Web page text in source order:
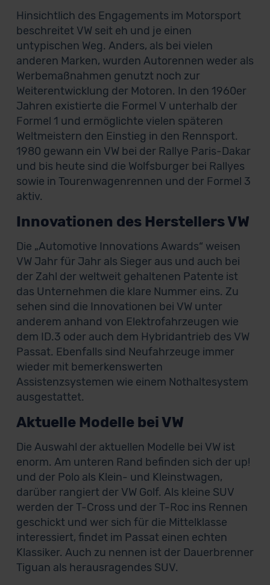
Hinsichtlich des Engagements im Motorsport
beschreitet VW seit eh und je einen
untypischen Weg. Anders, als bei vielen
anderen Marken, wurden Autorennen weder als
Werbemaßnahmen genutzt noch zur
Weiterentwicklung der Motoren. In den 1960er
Jahren existierte die Formel V unterhalb der
Formel 1 und ermöglichte vielen späteren
Weltmeistern den Einstieg in den Rennsport.
1980 gewann ein VW bei der Rallye Paris-Dakar
und bis heute sind die Wolfsburger bei Rallyes
sowie in Tourenwagenrennen und der Formel 3
aktiv.
Innovationen des Herstellers VW
Die „Automotive Innovations Awards“ weisen
VW Jahr für Jahr als Sieger aus und auch bei
der Zahl der weltweit gehaltenen Patente ist
das Unternehmen die klare Nummer eins. Zu
sehen sind die Innovationen bei VW unter
anderem anhand von Elektrofahrzeugen wie
dem ID.3 oder auch dem Hybridantrieb des VW
Passat. Ebenfalls sind Neufahrzeuge immer
wieder mit bemerkenswerten
Assistenzsystemen wie einem Nothaltesystem
ausgestattet.
Aktuelle Modelle bei VW
Die Auswahl der aktuellen Modelle bei VW ist
enorm. Am unteren Rand befinden sich der up!
und der Polo als Klein- und Kleinstwagen,
darüber rangiert der VW Golf. Als kleine SUV
werden der T-Cross und der T-Roc ins Rennen
geschickt und wer sich für die Mittelklasse
interessiert, findet im Passat einen echten
Klassiker. Auch zu nennen ist der Dauerbrenner
Tiguan als herausragendes SUV.